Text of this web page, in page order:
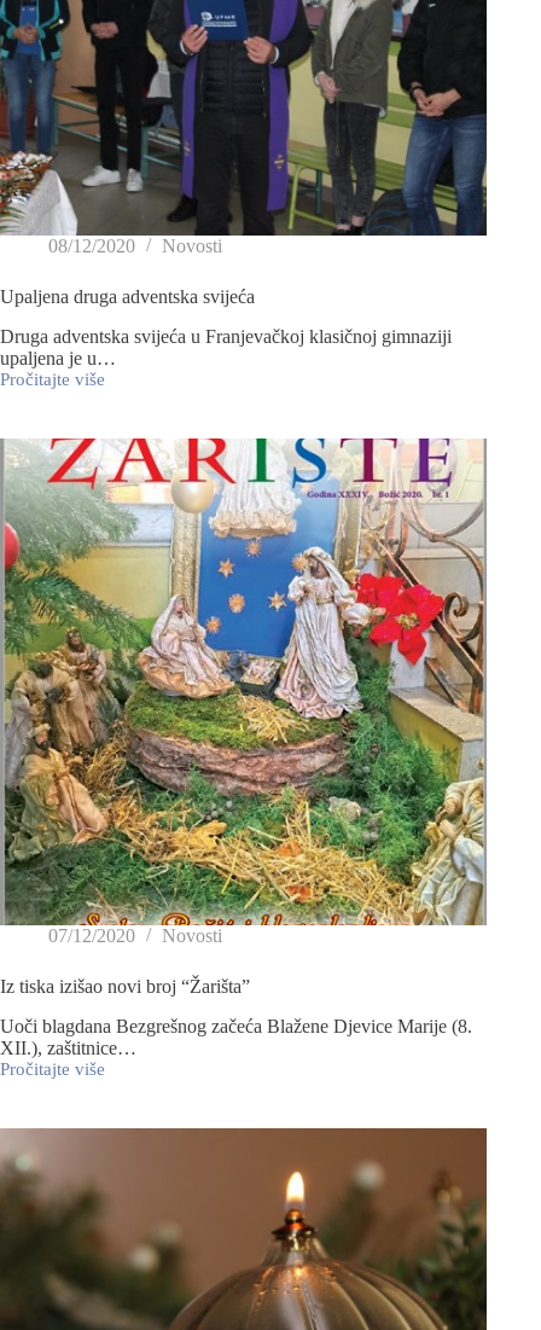
08/12/2020 Novosti
Upaljena druga adventska svijeća
Druga adventska svijeća u Franjevačkoj klasičnoj gimnaziji
upaljena je u…
Pročitajte više
07/12/2020 Novosti
Iz tiska izišao novi broj “Žarišta”
Uoči blagdana Bezgrešnog začeća Blažene Djevice Marije (8.
XII.), zaštitnice…
Pročitajte više